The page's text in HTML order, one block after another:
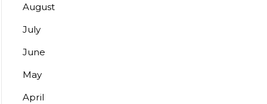
August
July
June
May
April